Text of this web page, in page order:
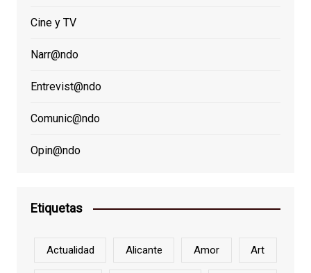
Cine y TV
Narr@ndo
Entrevist@ndo
Comunic@ndo
Opin@ndo
Etiquetas
Actualidad Alicante Amor Art